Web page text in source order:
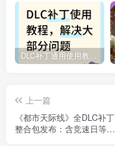
上一篇
《都市天际线》全DLC补丁
整合包发布：含竞速日等四